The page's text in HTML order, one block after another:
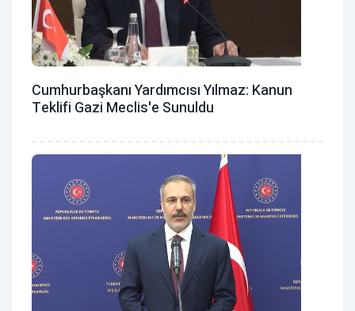
Cumhurbaşkanı Yardımcısı Yılmaz: Kanun
Teklifi Gazi Meclis'e Sunuldu